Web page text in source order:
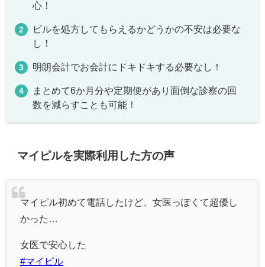
心！
ピルを処方してもらえるかどうかの不安は必要な
し！
明朗会計でお会計にドキドキする必要なし！
まとめて6か月分や定期便があり面倒な診察の回
数を減らすことも可能！
マイピルを実際利用した方の声
マイピル初めて電話したけど、女医っぽくて超優し
かった…
女医で安心した
#マイピル